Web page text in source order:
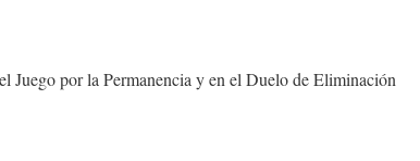
Juego por la Permanencia y en el Duelo de Eliminación